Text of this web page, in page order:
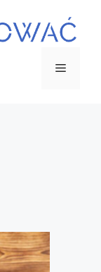
Menu